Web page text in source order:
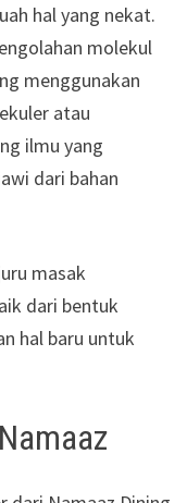
hal yang nekat.
molekul
menggunakan
atau
ilmu yang
dari bahan
masak
dari bentuk
hal baru untuk